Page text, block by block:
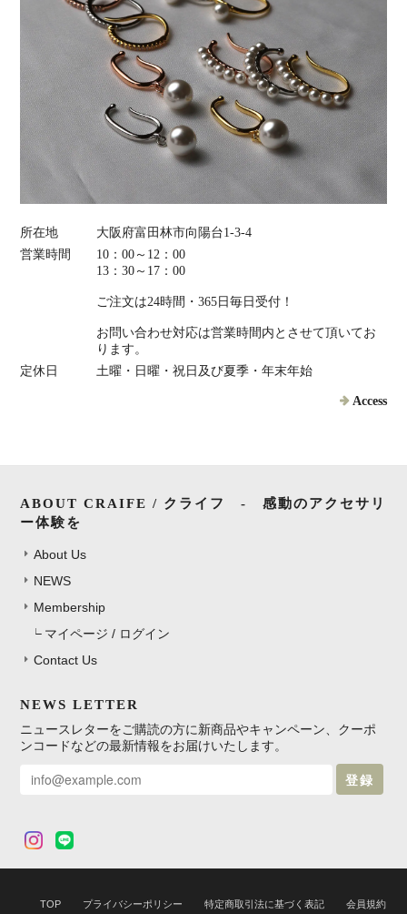
所在地
大阪府富田林市向陽台1-3-4
営業時間
10：00～12：00
13：30～17：00
ご注文は24時間・365日毎日受付！
お問い合わせ対応は営業時間内とさせて頂いてお
ります。
定休日
土曜・日曜・祝日及び夏季・年末年始
Access
ABOUT CRAIFE / クライフ - 感動のアクセサリ
ー体験を
About Us
NEWS
Membership
マイページ / ログイン
Contact Us
NEWS LETTER
ニュースレターをご購読の方に新商品やキャンペーン、クーポ
ンコードなどの最新情報をお届けいたします。
登録
TOP プライバシーポリシー 特定商取引法に基づく表記 会員規約